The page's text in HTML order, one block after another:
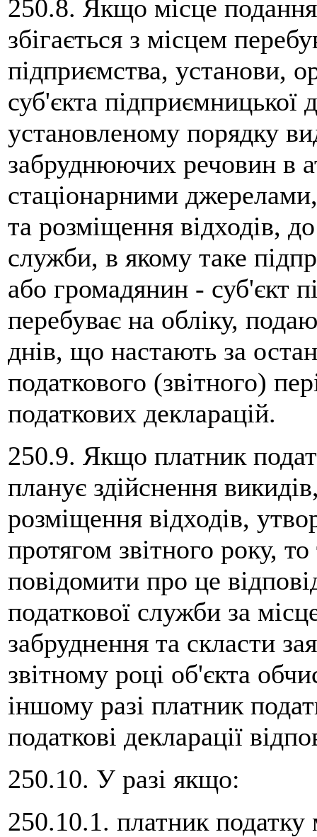
250.8. Якщо місце
збігається з місцем
підприємства, установи,
суб'єкта підприємницької
установленому порядку
забруднюючих речовин в
стаціонарними
та розміщення відходів,
служби, в якому таке
або громадянин - суб'єкт
перебуває на обліку,
днів, що настають за
податкового (звітного)
податкових декларацій.
250.9. Якщо платник
планує здійснення
розміщення відходів,
протягом звітного року,
повідомити про це
податкової служби за
забруднення та скласти
звітному році об'єкта
іншому разі платник
податкові декларації
250.10. У разі якщо:
250.10.1. платник податку